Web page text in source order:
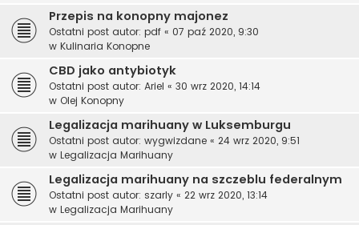
Przepis na konopny majonez
Ostatni post autor: pdf « 07 paź 2020, 9:30
w Kulinaria Konopne
CBD jako antybiotyk
Ostatni post autor: Ariel « 30 wrz 2020, 14:14
w Olej Konopny
Legalizacja marihuany w Luksemburgu
Ostatni post autor: wygwizdane « 24 wrz 2020, 9:51
w Legalizacja Marihuany
Legalizacja marihuany na szczeblu federalnym
Ostatni post autor: szarly « 22 wrz 2020, 13:14
w Legalizacja Marihuany